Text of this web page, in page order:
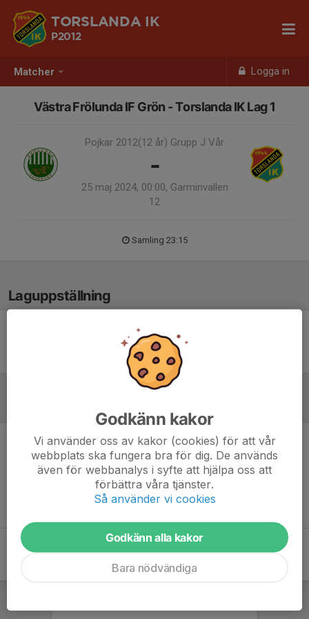
Matcher Logga in
TORSLANDA IK
P2012
Västra Frölunda IF Grön - Torslanda IK Lag 1
Pojkar 2012(12 år) Grupp J Vår
-
25 maj 2024, 00:00, Garminvallen
12
Samling 23:15
Laguppställning
Ingen uppställning ifylld
Inget referat skrivet
Godkänn kakor
Vi använder oss av kakor (cookies) för att vår
webbplats ska fungera bra för dig. De används
även för webbanalys i syfte att hjälpa oss att
förbättra våra tjänster.
Så använder vi cookies
Godkänn alla kakor
Bara nödvändiga